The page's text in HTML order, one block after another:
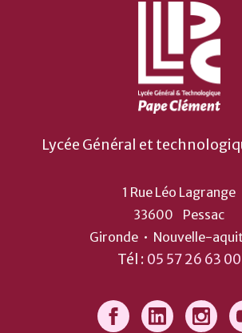
Lycée Général et
1 Rue Léo Lagrange
33600
Pessac
Gironde • Nouvelle-
Tél : 05 57 26 63 00